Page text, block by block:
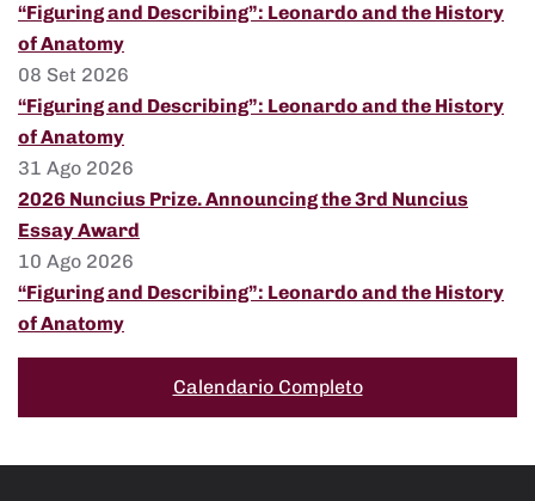
“Figuring and Describing”: Leonardo and the History
of Anatomy
08 Set 2026
“Figuring and Describing”: Leonardo and the History
of Anatomy
31 Ago 2026
2026 Nuncius Prize. Announcing the 3rd Nuncius
Essay Award
10 Ago 2026
“Figuring and Describing”: Leonardo and the History
of Anatomy
Calendario Completo